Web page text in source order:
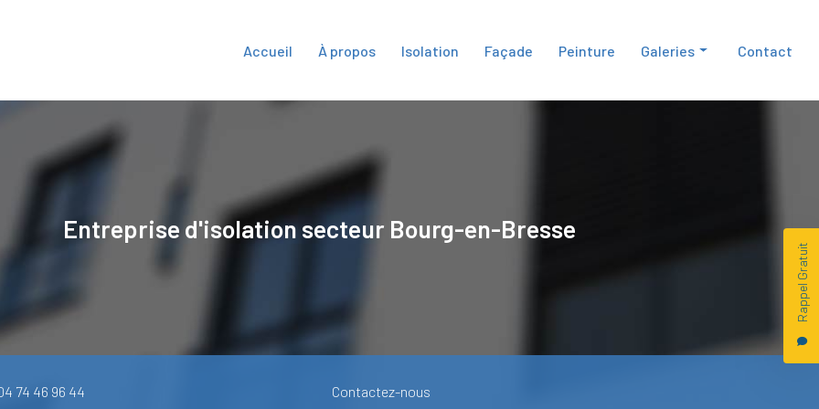
Rappel Gratuit
Accueil À propos Isolation Façade Peinture Galeries Contact
Entreprise d'isolation secteur Bourg-en-Bresse
74 46 96 44 Contactez-nous